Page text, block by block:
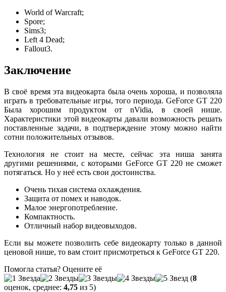
World of Warcraft;
Spore;
Sims3;
Left 4 Dead;
Fallout3.
Заключение
В своё время эта видеокарта была очень хороша, и позволяла
играть в требовательные игры, того периода. GeForce GT 220
Была хорошим продуктом от nVidia, в своей нише.
Характеристики этой видеокарты давали возможность решать
поставленные задачи, в подтверждение этому можно найти
сотни положительных отзывов.
Технология не стоит на месте, сейчас эта ниша занята
другими решениями, с которыми GeForce GT 220 не сможет
потягаться. Но у неё есть свои достоинства.
Очень тихая система охлаждения.
Защита от помех и наводок.
Малое энергопотребление.
Компактность.
Отличный набор видеовыходов.
Если вы можете позволить себе видеокарту только в данной
ценовой нише, то вам стоит присмотреться к GeForce GT 220.
Помогла статья? Оцените её
(8
оценок, среднее: 4,75 из 5)